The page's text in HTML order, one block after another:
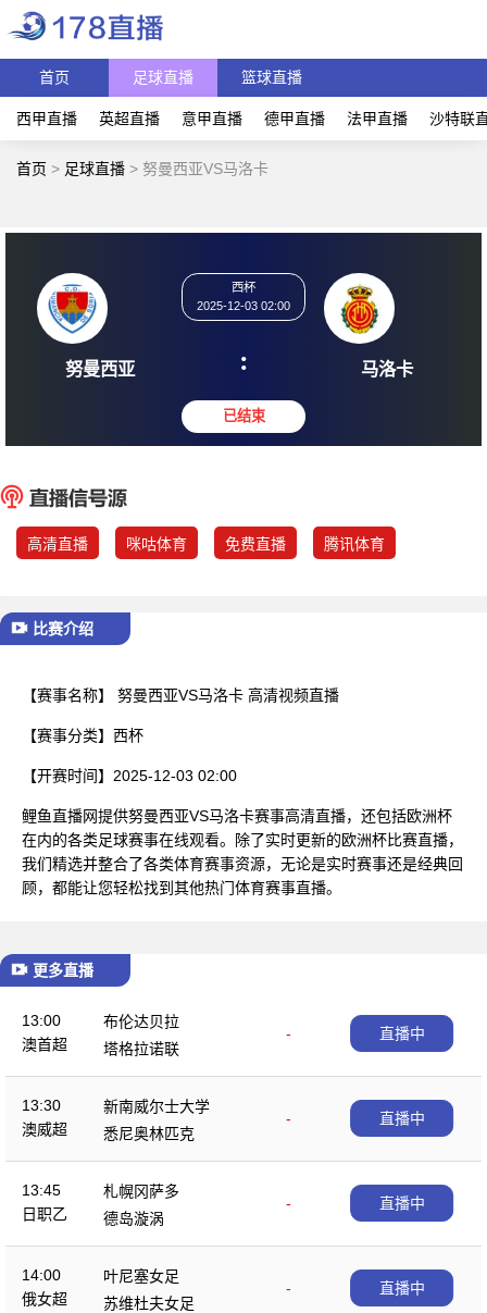
首页 足球直播 篮球直播
西甲直播 英超直播 意甲直播 德甲直播 法甲直播 沙特联
首页 > 足球直播 > 努曼西亚VS马洛卡
努曼西亚
2025-12-03 02:00
: 马
高清直播 咪咕体育 免费直播 腾讯体育
比赛介绍
【赛事名称】 努曼西亚VS马洛卡 高清视频直播
【赛事分类】 西杯
【开赛时间】 2025-12-03 02:00
鲤鱼直播网提供努曼西亚VS马洛卡赛事高清直播，还包括欧洲杯
在内的各类足球赛事在线观看。除了实时更新的欧洲杯比赛直播，
我们精选并整合了各类体育赛事资源，无论是实时赛事还是经典回
顾，都能让您轻松找到其他热门体育赛事直播。
更多直播
13:00
澳首超
布伦达贝拉
-
塔格拉诺联
直播中
13:30
澳威超
新南威尔士大学
-
悉尼奥林匹克
直播中
13:45
日职乙
札幌冈萨多
-
德岛漩涡
直播中
14:00
俄女超
叶尼塞女足
-
苏维杜夫女足
直播中